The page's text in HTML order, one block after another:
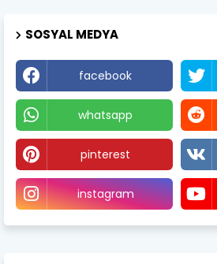
SOSYAL MEDYA
facebook
whatsapp
pinterest
instagram